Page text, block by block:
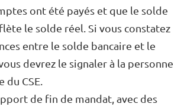
ont été payés et que le solde
le solde réel. Si vous constatez
entre le solde bancaire et le
devrez le signaler à la personne
du CSE.
de fin de mandat, avec des